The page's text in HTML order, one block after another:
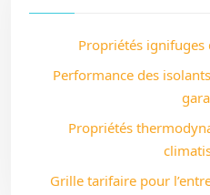
Propriétés ignifuges
Performance des
Propriétés
Grille tarifaire pour